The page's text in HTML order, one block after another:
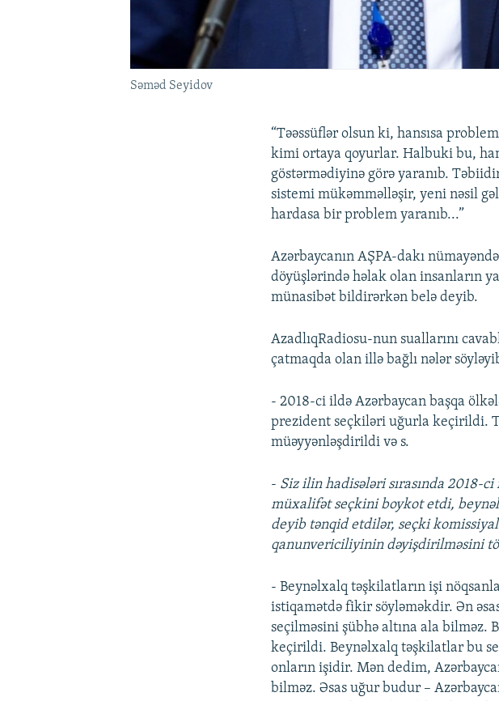
Səməd Seyidov
“Təəssüflər olsun ki, hansısa
kimi ortaya qoyurlar. Halbuki bu,
göstərmədiyinə görə yaranıb.
sistemi mükəmməlləşir, yeni nəsil
hardasa bir problem yaranıb...”
Azərbaycanın AŞPA-dakı
döyüşlərində həlak olan insanların
münasibət bildirərkən belə deyib.
AzadlıqRadiosu-nun suallarını
çatmaqda olan illə bağlı nələr
- 2018-ci ildə Azərbaycan başqa
prezident seçkiləri uğurla keçirildi.
müəyyənləşdirildi və s.
- Siz ilin hadisələri sırasında 2018-
müxalifət seçkini boykot etdi,
deyib tənqid etdilər, seçki
qanunvericiliyinin dəyişdirilməsini
- Beynəlxalq təşkilatların işi
istiqamətdə fikir söyləməkdir. Ən
seçilməsini şübhə altına ala bilməz.
keçirildi. Beynəlxalq təşkilatlar bu
onların işidir. Mən dedim,
bilməz. Əsas uğur budur –